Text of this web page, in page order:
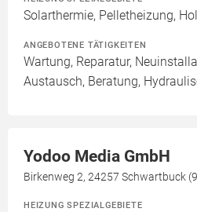
Solarthermie, Pelletheizung,
ANGEBOTENE TÄTIGKEITEN
Wartung, Reparatur,
Austausch, Beratung,
Yodoo Media GmbH
Birkenweg 2, 24257 Schwartbuck
HEIZUNG SPEZIALGEBIETE